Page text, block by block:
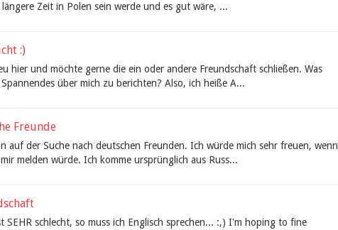
Zeit in Polen sein werde und es gut wäre, ...
:)
hier und möchte gerne die ein oder andere Freundschaft schließen. Was
über mich zu berichten? Also, ich heiße A...
Freunde
auf der Suche nach deutschen Freunden. Ich würde mich sehr freuen, wenn
melden würde. Ich komme ursprünglich aus Russ...
SEHR schlecht, so muss ich Englisch sprechen... :,) I'm hoping to fine